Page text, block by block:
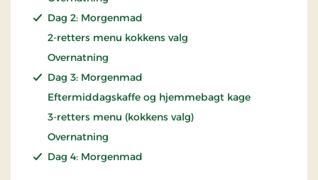
Dag 2: Morgenmad
2-retters menu kokkens valg
Overnatning
Dag 3: Morgenmad
Eftermiddagskaffe og hjemmebagt kage
3-retters menu (kokkens valg)
Overnatning
Dag 4: Morgenmad